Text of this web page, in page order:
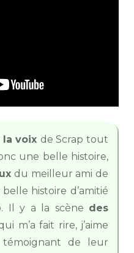
la voix de Scrap tout
une belle histoire,
du meilleur ami de
belle histoire d’amitié
Il y a la scène des
m’a fait rire, j’aime
témoignant de leur